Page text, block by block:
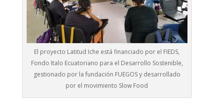
El proyecto Latitud Iche está financiado por el FIEDS,
Fondo Italo Ecuatoriano para el Desarrollo Sostenible,
gestionado por la fundación FUEGOS y desarrollado
por el movimiento Slow Food